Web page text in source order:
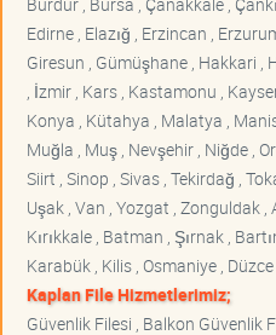
Edirne , Elazığ , Erzincan ,
Giresun , Gümüşhane , Hakkari
, İzmir , Kars , Kastamonu ,
Konya , Kütahya , Malatya ,
Muğla , Muş , Nevşehir , Niğde ,
Siirt , Sinop , Sivas , Tekirdağ ,
Uşak , Van , Yozgat , Zonguldak
Kırıkkale , Batman , Şırnak ,
Karabük , Kilis , Osmaniye , Düzce
Kaplan File Hizmetlerimiz;
Güvenlik Filesi , Balkon Güvenlik